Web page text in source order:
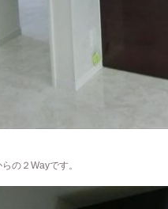
の２Wayです。